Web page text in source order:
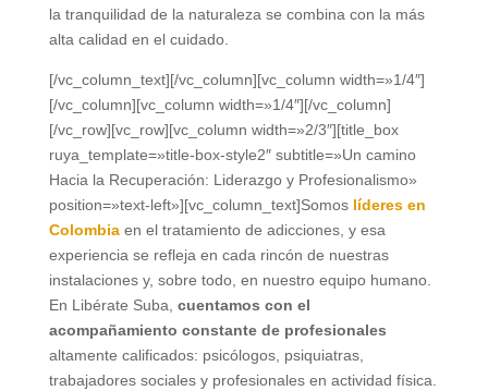
la tranquilidad de la naturaleza se combina con la más
alta calidad en el cuidado.
[/vc_column_text][/vc_column][vc_column width=»1/4″]
[/vc_column][vc_column width=»1/4″][/vc_column]
[/vc_row][vc_row][vc_column width=»2/3″][title_box
ruya_template=»title-box-style2″ subtitle=»Un camino
Hacia la Recuperación: Liderazgo y Profesionalismo»
position=»text-left»][vc_column_text]Somos líderes en
Colombiaen el tratamiento de adicciones, y esa
experiencia se refleja en cada rincón de nuestras
instalaciones y, sobre todo, en nuestro equipo humano.
En Libérate Suba, cuentamos con el
acompañamiento constante de profesionales
altamente calificados: psicólogos, psiquiatras,
trabajadores sociales y profesionales en actividad física.